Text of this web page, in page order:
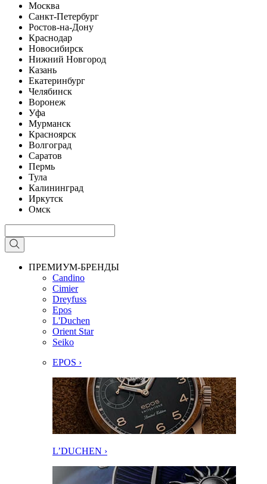
Москва
Санкт-Петербург
Ростов-на-Дону
Краснодар
Новосибирск
Нижний Новгород
Казань
Екатеринбург
Челябинск
Воронеж
Уфа
Мурманск
Красноярск
Волгоград
Саратов
Пермь
Тула
Калининград
Иркутск
Омск
ПРЕМИУМ-БРЕНДЫ
Candino
Cimier
Dreyfuss
Epos
L'Duchen
Orient Star
Seiko
EPOS ›
L’DUCHEN ›